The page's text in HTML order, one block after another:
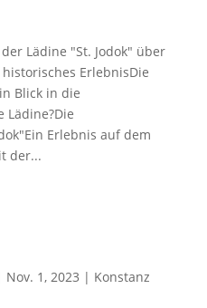
Lädine "St. Jodok" über
ErlebnisDie
Blick in die
Lädine?Die
Erlebnis auf dem
der...
Nov. 1, 2023 | Konstanz